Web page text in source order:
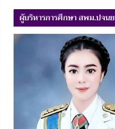
ผู้บริหารการศึกษา สพม.ปจนย